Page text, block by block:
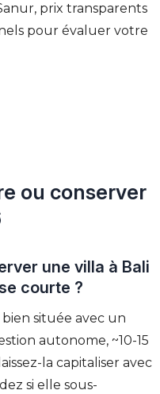
prix transparents
pour évaluer votre
ou conserver
une villa à Bali
courte ?
située avec un
autonome, ~10-15
la capitaliser avec
si elle sous-